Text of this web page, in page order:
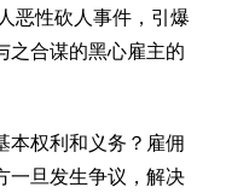
恶性砍人事件，引爆
之合谋的黑心雇主的
本权利和义务？雇佣
一旦发生争议，解决